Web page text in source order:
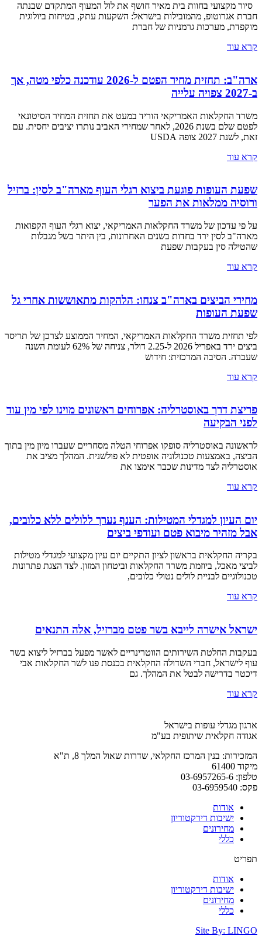
סיור מקצועי בחוות בית מאיר חושף את לול המעוף המתקדם שבנתה
חברת אגרוטופ, מהמובילות בישראל: השקעות עתק, בטיחות ביולוגית
מוקפדת, מערכות גרמניות של חברת
קרא עוד
ארה"ב: תחזית מחיר הפטם ל-2026 עודכנה כלפי מטה, אך
ב-2027 צפויה עלייה
משרד החקלאות האמריקאי הוריד במעט את תחזית המחיר הסיטונאי
לפטם שלם בשנת 2026, לאחר שמחירי האביב נותרו יציבים יחסית. עם
זאת, לשנת 2027 צופה USDA
קרא עוד
שפעת העופות פוגעת ביצוא רגלי העוף מארה"ב לסין: ברזיל
ורוסיה ממלאות את הפער
על פי עדכון של משרד החקלאות האמריקאי, יצוא רגלי העוף הקפואות
מארה"ב לסין ירד בחדות בשנים האחרונות, בין היתר בשל מגבלות
שהטילה סין בעקבות שפעת
קרא עוד
מחירי הביצים בארה"ב צנחו: הלהקות מתאוששות אחרי גל
שפעת העופות
לפי תחזית משרד החקלאות האמריקאי, המחיר הממוצע לצרכן של תריסר
ביצים ירד באפריל 2026 ל-2.25 דולר, צניחה של 62% לעומת השנה
שעברה. הסיבה המרכזית: חידוש
קרא עוד
פריצת דרך באוסטרליה: אפרוחים ראשונים מוינו לפי מין עוד
לפני הבקיעה
לראשונה באוסטרליה סופקו אפרוחי הטלה מסחריים שעברו מיון מין בתוך
הביצה, באמצעות טכנולוגיה אופטית לא פולשנית. המהלך מציב את
אוסטרליה לצד מדינות שכבר אימצו את
קרא עוד
יום העיון למגדלי המטילות: הענף נערך ללולים ללא כלובים,
אבל מזהיר מיבוא פטם ועודפי ביצים
בקריה החקלאית בראשון לציון התקיים יום עיון מקצועי למגדלי מטילות
לביצי מאכל, ביוזמת משרד החקלאות וביטחון המזון. לצד הצגת פתרונות
טכנולוגיים לבניית לולים נטולי כלובים,
קרא עוד
ישראל אישרה לייבא בשר פטם מברזיל, אלה התנאים
בעקבות החלטת השירותים הווטרינריים לאשר מפעל בברזיל ליצוא בשר
עוף לישראל, חברי השדולה החקלאית בכנסת פנו לשר החקלאות אבי
דיכטר בדרישה לבטל את המהלך. גם
קרא עוד
ארגון מגדלי עופות בישראל
אגודה חקלאית שיתופית בע"מ
המזכירות: בנין המרכז החקלאי, שדרות שאול המלך 8, ת"א
מיקוד 61400
טלפון: 03-6957265-6
פקס: 03-6959540
אודות
ישיבות דירקטוריון
מחירונים
כללי
תפריט
אודות
ישיבות דירקטוריון
מחירונים
כללי
Site By: LINGO